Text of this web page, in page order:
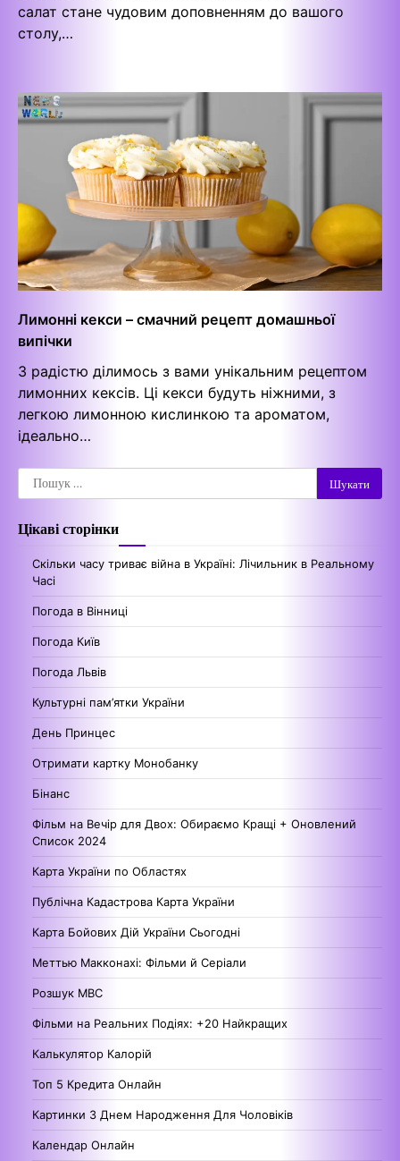
салат стане чудовим доповненням до вашого
столу,…
Лимонні кекси – смачний рецепт домашньої
випічки
З радістю ділимось з вами унікальним рецептом
лимонних кексів. Ці кекси будуть ніжними, з
легкою лимонною кислинкою та ароматом,
ідеально…
Пошук:
Цікаві сторінки
Скільки часу триває війна в Україні: Лічильник в Реальному
Часі
Погода в Вінниці
Погода Київ
Погода Львів
Культурні пам’ятки України
День Принцес
Отримати картку Монобанку
Бінанс
Фільм на Вечір для Двох: Обираємо Кращі + Оновлений
Список 2024
Карта України по Областях
Публічна Кадастрова Карта України
Карта Бойових Дій України Сьогодні
Меттью Макконахі: Фільми й Серіали
Розшук МВС
Фільми на Реальних Подіях: +20 Найкращих
Калькулятор Калорій
Топ 5 Кредита Онлайн
Картинки З Днем Народження Для Чоловіків
Календар Онлайн